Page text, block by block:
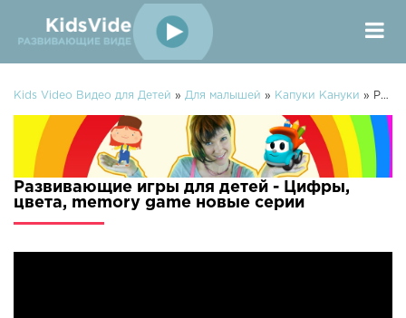
Kids Video Видео для Детей » Для малышей » Капуки Кануки » Развивающие игры для детей - Цифры, цвета, memory game
Развивающие игры для детей - Цифры,
цвета, memory game новые серии